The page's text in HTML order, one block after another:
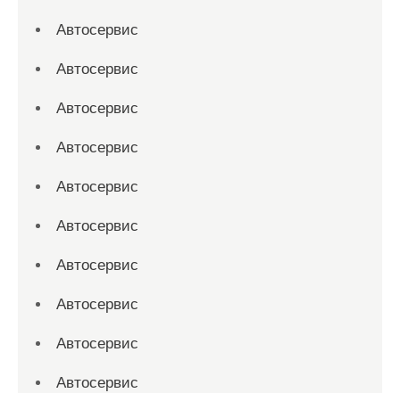
Автосервис
Автосервис
Автосервис
Автосервис
Автосервис
Автосервис
Автосервис
Автосервис
Автосервис
Автосервис